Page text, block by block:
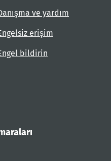
ve yardım
erişim
bildirin